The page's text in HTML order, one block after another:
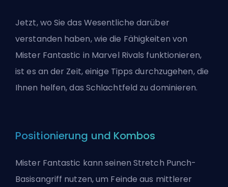
Jetzt, wo Sie das Wesentliche darüber
verstanden haben, wie die Fähigkeiten von
Mister Fantastic in Marvel Rivals funktionieren,
ist es an der Zeit, einige Tipps durchzugehen, die
Ihnen helfen,das Schlachtfeld zu dominieren.
Positionierung und Kombos
Mister Fantastic kann seinen Stretch Punch-
Basisangriff nutzen, um Feinde aus mittlerer